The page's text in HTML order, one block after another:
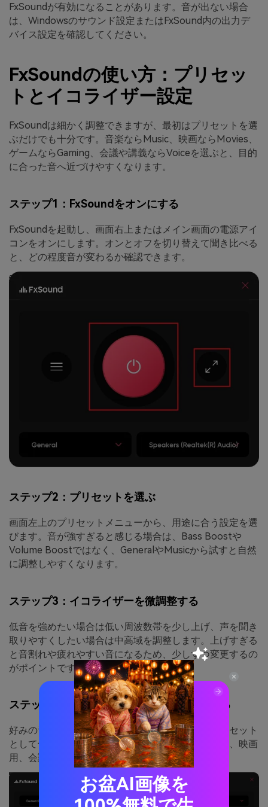
FxSoundが有効になることがあります。音が出ない場合
は、Windowsのサウンド設定またはFxSound内の出力デ
バイス設定を確認してください。
FxSoundの使い方：プリセッ
トとイコライザー設定
FxSoundは細かく調整できますが、最初はプリセットを選
ぶだけでも十分です。音楽ならMusic、映画ならMovies、
ゲームならGaming、会議や講義ならVoiceを選ぶと、目的
に合った音へ近づけやすくなります。
ステップ1：FxSoundをオンにする
FxSoundを起動し、画面右上またはメイン画面の電源アイ
コンをオンにします。オンとオフを切り替えて聞き比べる
と、どの程度音が変わるか確認できます。
ステップ2：プリセットを選ぶ
画面左上のプリセットメニューから、用途に合う設定を選
びます。音が強すぎると感じる場合は、Bass Boostや
Volume Boostではなく、GeneralやMusicから試すと自然
に調整しやすくなります。
ステップ3：イコライザーを微調整する
低音を強めたい場合は低い周波数帯を少し上げ、声を聞き
取りやすくしたい場合は中高域を調整します。上げすぎる
と音割れや疲れやすい音になるため、少しずつ変更するの
がポイントです。
ステップ4：設定をプリセットとして保存する
好みの音に調整できたら、メニューから新しいプリセット
として保存できます。スピーカー用、ヘッドホン用、映画
用、会議用などに分けて保存しておくと便利です。
お盆AI画像を